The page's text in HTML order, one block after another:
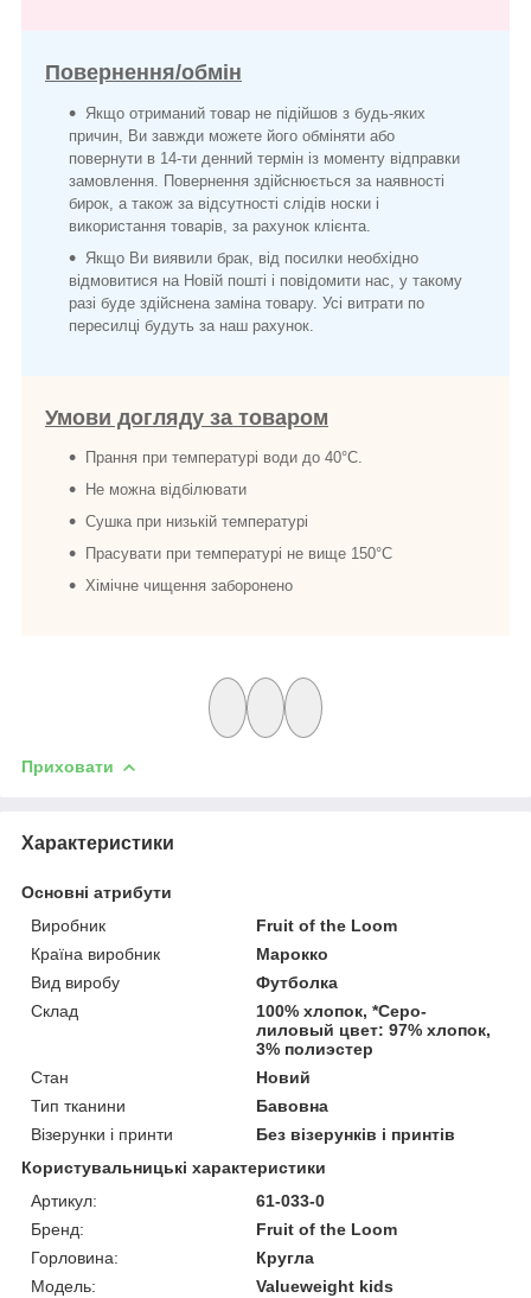
Повернення/обмін
Якщо отриманий товар не підійшов з будь-яких
причин, Ви завжди можете його обміняти або
повернути в 14-ти денний термін із моменту відправки
замовлення. Повернення здійснюється за наявності
бирок, а також за відсутності слідів носки і
використання товарів, за рахунок клієнта.
Якщо Ви виявили брак, від посилки необхідно
відмовитися на Новій пошті і повідомити нас, у такому
разі буде здійснена заміна товару. Усі витрати по
пересилці будуть за наш рахунок.
Умови догляду за товаром
Прання при температурі води до 40°C.
Не можна відбілювати
Сушка при низькій температурі
Прасувати при температурі не вище 150°C
Хімічне чищення заборонено
Приховати
Характеристики
Основні атрибути
Виробник
Fruit of the Loom
Країна виробник
Марокко
Вид виробу
Футболка
Склад
100% хлопок, *Серо-
лиловый цвет: 97% хлопок,
3% полиэстер
Стан
Новий
Тип тканини
Бавовна
Візерунки і принти
Без візерунків і принтів
Користувальницькі характеристики
Артикул:
61-033-0
Бренд:
Fruit of the Loom
Горловина:
Кругла
Модель:
Valueweight kids